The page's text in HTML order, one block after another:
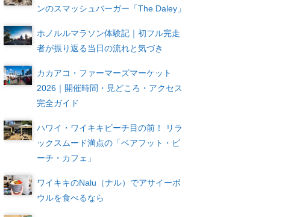
ンのスマッシュバーガー「The Daley」
ホノルルマラソン体験記｜初フル完走
者が振り返る当日の流れと気づき
カカアコ・ファーマーズマーケット
2026｜開催時間・見どころ・アクセス
完全ガイド
ハワイ・ワイキキビーチ目の前！ リラ
ックスムード満点の「ベアフット・ビ
ーチ・カフェ」
ワイキキのNalu（ナル）でアサイーボ
ウルを食べるなら